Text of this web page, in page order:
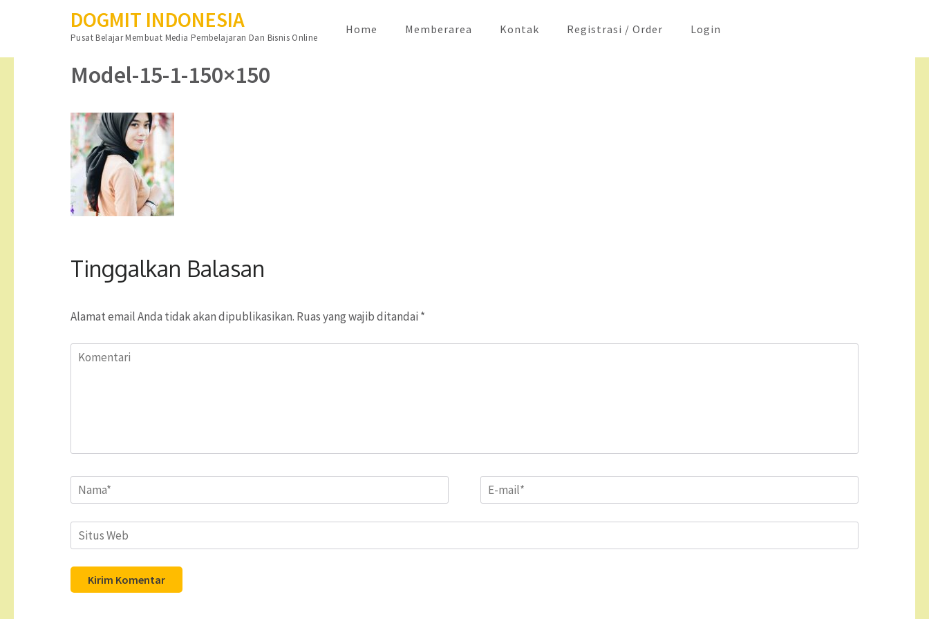
konten
DOGMIT INDONESIA
Pusat Belajar Membuat Media Pembelajaran Dan Bisnis Online
Home Memberarea Kontak Registrasi / Order Login
Model-15-1-150×150
Tinggalkan Balasan
Alamat email Anda tidak akan dipublikasikan. Ruas yang wajib ditandai *
Komentari
Name* Email*
Situs
Web